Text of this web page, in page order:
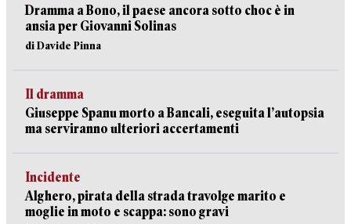
Dramma a Bono, il paese ancora sotto choc è in
ansia per Giovanni Solinas
di Davide Pinna
Il dramma
Giuseppe Spanu morto a Bancali, eseguita l’autopsia
ma serviranno ulteriori accertamenti
Incidente
Alghero, pirata della strada travolge marito e
moglie in moto e scappa: sono gravi